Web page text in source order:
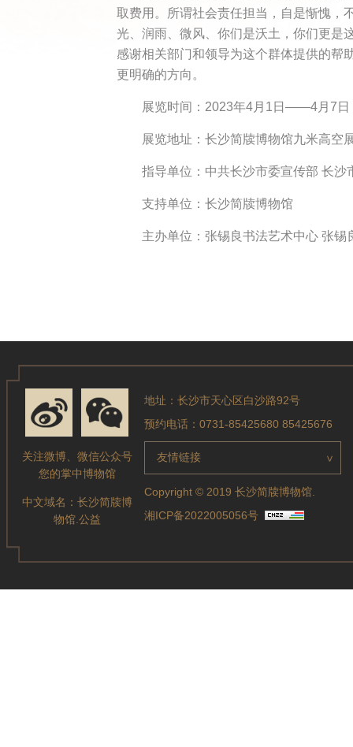
取费用。所谓社会责任担当，自是惭愧，
光、润雨、微风、你们是沃土，你们更是
感谢相关部门和领导为这个群体提供的帮
更明确的方向。
展览时间：2023年4月1日——4月7日
展览地址：长沙简牍博物馆九米高空
指导单位：中共长沙市委宣传部 长沙
支持单位：长沙简牍博物馆
主办单位：张锡良书法艺术中心 张锡
关注微博、微信公众号
您的掌中博物馆
中文域名： 长沙简牍博
物馆.公益
地址：长沙市天心区白沙路92号
预约电话：0731-85425680 85425676
友情链接 >
Copyright © 2019 长沙简牍博物馆.
湘ICP备2022005056号